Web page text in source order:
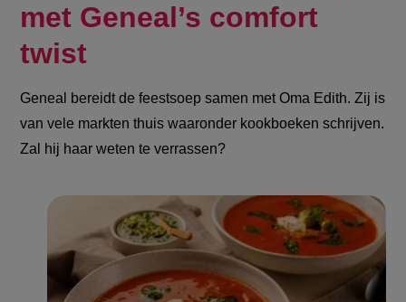
met Geneal’s comfort
twist
Geneal bereidt de feestsoep samen met Oma Edith. Zij is
van vele markten thuis waaronder kookboeken schrijven.
Zal hij haar weten te verrassen?